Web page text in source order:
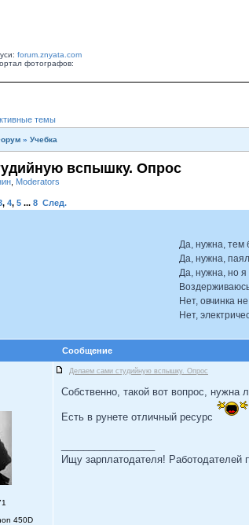
forum.znyata.com
фотографов:
темы
» Учебка
вспышку. Опрос
Moderators
, 4, 5 ... 8 След.
Да, нужна, тем
Да, нужна,
Да, нужна, но я
Нет, овчинка
Нет,
Сообщение
Делаем сами студийную вспышку. Опрос
450D
Собственно, такой вот вопрос,
Есть в рунете отличный ресурс
Ищу зарплатодателя! Работодателей